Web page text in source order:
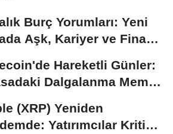
Burç Yorumları: Yeni
Aşk, Kariyer ve Finans
Hareketli Günler:
Dalgalanma Meme
(XRP) Yeniden
Yatırımcılar Kritik